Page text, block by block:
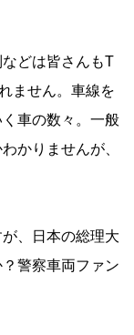
どは皆さんもT
ません。車線を
車の数々。一般
かりませんが、
、日本の総理大
警察車両ファン